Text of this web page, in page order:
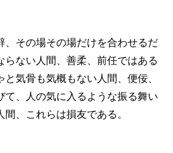
、その場その場だけを合わせるだ
らない人間、善柔、前任ではある
気骨も気概もない人間、便佞、
て、人の気に入るような振る舞い
、これらは損友である。